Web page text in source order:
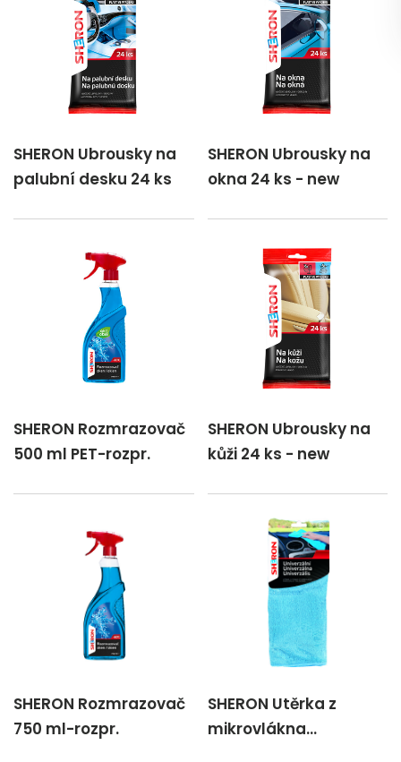
SHERON Ubrousky na
palubní desku 24 ks
SHERON Ubrousky na
okna 24 ks - new
SHERON Rozmrazovač
500 ml PET-rozpr.
SHERON Ubrousky na
kůži 24 ks - new
SHERON Rozmrazovač
750 ml-rozpr.
SHERON Utěrka z
mikrovlákna